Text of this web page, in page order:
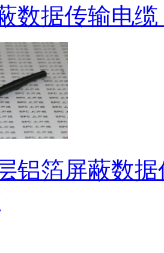
数据传输电缆
铝箔屏蔽数据